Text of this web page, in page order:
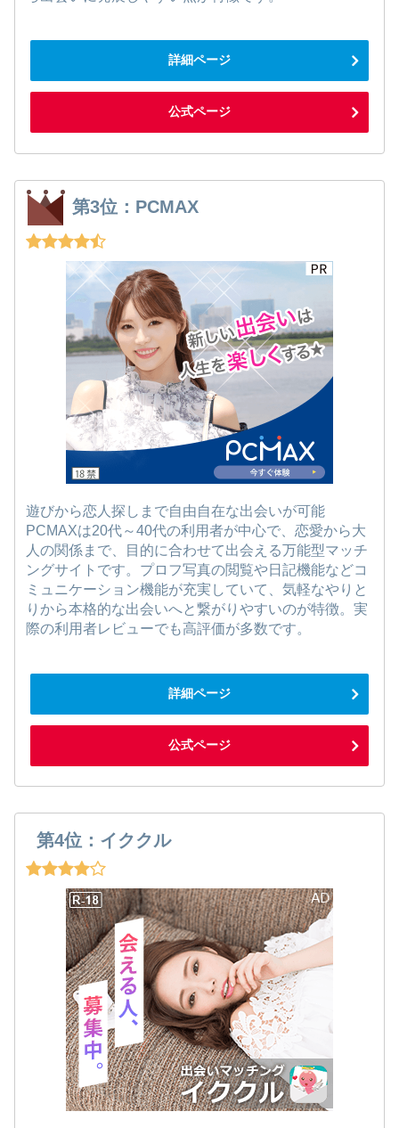
詳細ページ
公式ページ
第3位：PCMAX
遊びから恋人探しまで自由自在な出会いが可能
PCMAXは20代～40代の利用者が中心で、恋愛から大
人の関係まで、目的に合わせて出会える万能型マッチ
ングサイトです。プロフ写真の閲覧や日記機能などコ
ミュニケーション機能が充実していて、気軽なやりと
りから本格的な出会いへと繋がりやすいのが特徴。実
際の利用者レビューでも高評価が多数です。
詳細ページ
公式ページ
第4位：イククル